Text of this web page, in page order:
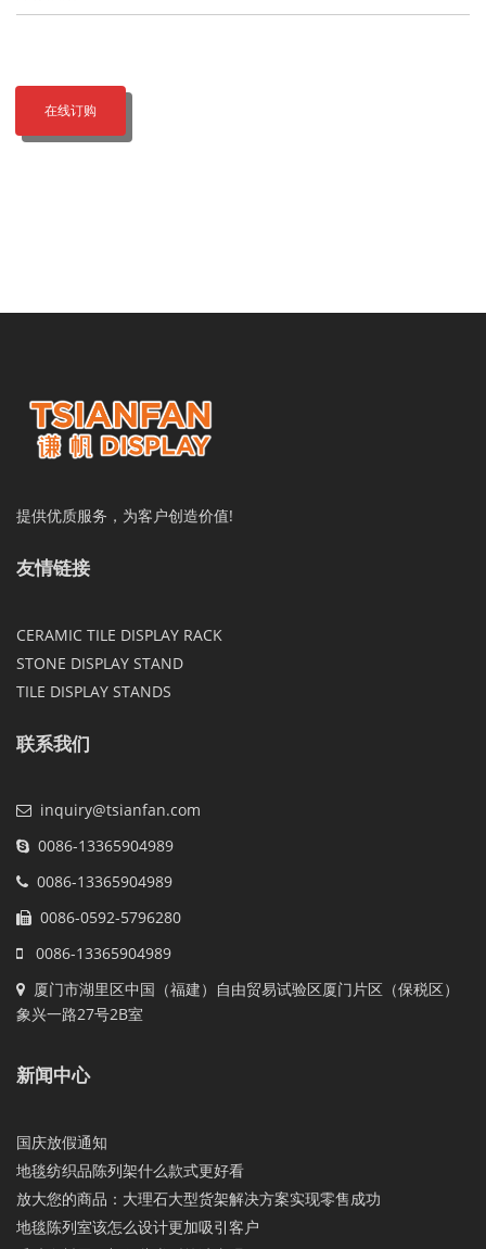
在线订购
提供优质服务，为客户创造价值!
友情链接
CERAMIC TILE DISPLAY RACK
STONE DISPLAY STAND
TILE DISPLAY STANDS
联系我们
inquiry@tsianfan.com
0086-13365904989
0086-13365904989
0086-0592-5796280
0086-13365904989
厦门市湖里区中国（福建）自由贸易试验区厦门片区（保税区）
象兴一路27号2B室
新闻中心
国庆放假通知
地毯纺织品陈列架什么款式更好看
放大您的商品：大理石大型货架解决方案实现零售成功
地毯陈列室该怎么设计更加吸引客户